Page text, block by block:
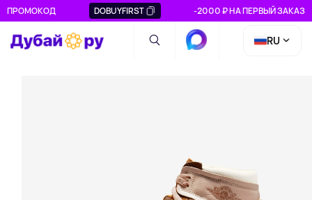
ПРОМОКОД DOBUYFIRST -2000 ₽ НА ПЕРВЫЙ ЗАКАЗ
RU